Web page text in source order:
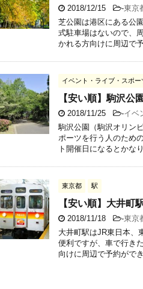
2018/12/15 -東京
芝公園は港区にある公
式駐車場はないので、
かれる方向けに周辺で
イベント・ライブ・スポー
【安い順】駒沢公
2018/11/25 -イベ
駒沢公園（駒沢オリン
ポーツを行う人のため
ト開催日になるとかな
東京都 駅
【安い順】大井町
2018/11/18 -東京
大井町駅はJR東日本、
便利ですが、車で行き
向けに周辺で予約がで